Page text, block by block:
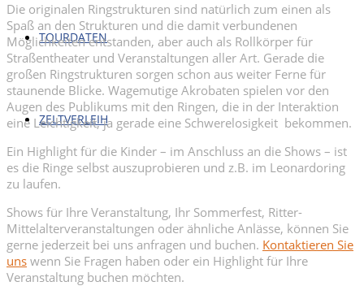
TOURDATEN
ZELTVERLEIH
Die originalen Ringstrukturen sind natürlich zum einen als
Spaß an den Strukturen und die damit verbundenen
Möglichkeiten entstanden, aber auch als Rollkörper für
Straßentheater und Veranstaltungen aller Art. Gerade die
großen Ringstrukturen sorgen schon aus weiter Ferne für
staunende Blicke. Wagemutige Akrobaten spielen vor den
Augen des Publikums mit den Ringen, die in der Interaktion
eine Leichtigkeit, ja gerade eine Schwerelosigkeit bekommen.
Ein Highlight für die Kinder – im Anschluss an die Shows – ist
es die Ringe selbst auszuprobieren und z.B. im Leonardoring
zu laufen.
Shows für Ihre Veranstaltung, Ihr Sommerfest, Ritter-
Mittelalterveranstaltungen oder ähnliche Anlässe, können Sie
gerne jederzeit bei uns anfragen und buchen. Kontaktieren Sie
uns wenn Sie Fragen haben oder ein Highlight für Ihre
Veranstaltung buchen möchten.